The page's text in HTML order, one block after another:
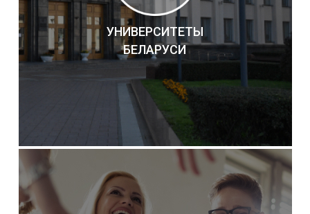
УНИВЕРСИТЕТЫ
БЕЛАРУСИ